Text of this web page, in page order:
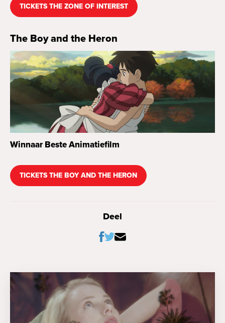
TICKETS THE ZONE OF INTEREST
The Boy and the Heron
Winnaar Beste Animatiefilm
TICKETS THE BOY AND THE HERON
Deel